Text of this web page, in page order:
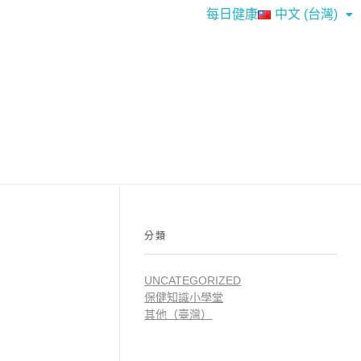
每日健康 中文 (台灣)
分類
UNCATEGORIZED
保健知識小學堂
其他（臺灣）